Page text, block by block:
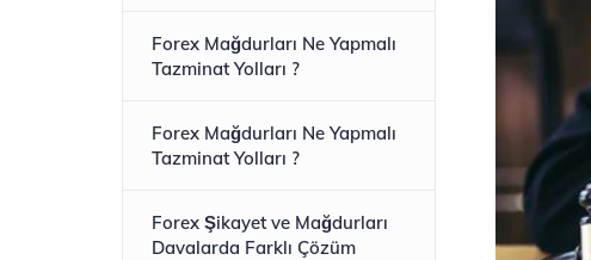
Forex Mağdurları Ne Yapmalı
Tazminat Yolları ?
Forex Mağdurları Ne Yapmalı
Tazminat Yolları ?
Forex Şikayet ve Mağdurları
Davalarda Farklı Çözüm